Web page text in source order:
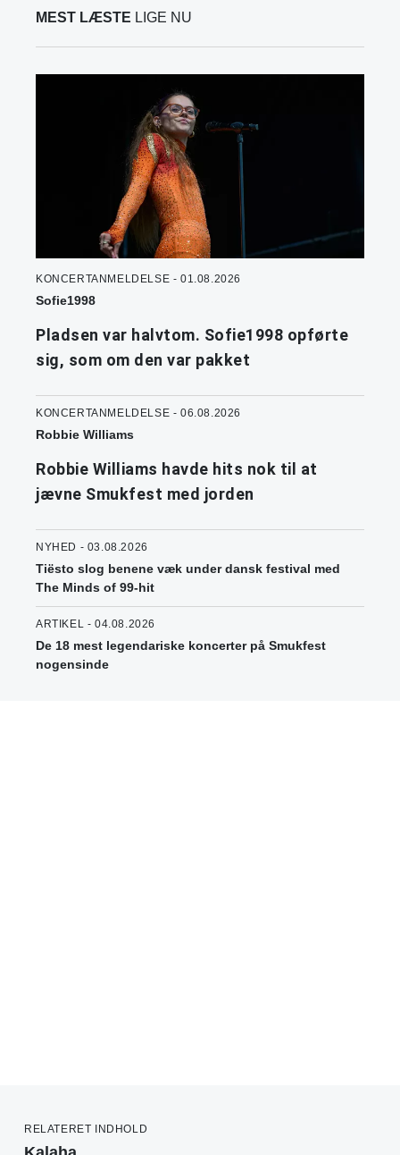
MEST LÆSTE LIGE NU
KONCERTANMELDELSE - 01.08.2026
Sofie1998
Pladsen var halvtom. Sofie1998 opførte
sig, som om den var pakket
KONCERTANMELDELSE - 06.08.2026
Robbie Williams
Robbie Williams havde hits nok til at
jævne Smukfest med jorden
NYHED - 03.08.2026
Tiësto slog benene væk under dansk festival med
The Minds of 99-hit
ARTIKEL - 04.08.2026
De 18 mest legendariske koncerter på Smukfest
nogensinde
RELATERET INDHOLD